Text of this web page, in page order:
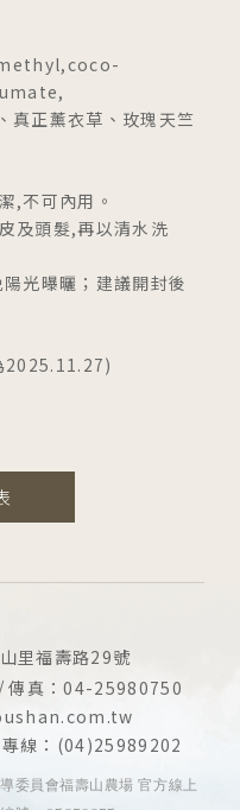
正薰衣草、玫瑰天竺
,不可內用。
及頭髮,再以清水洗
光曝曬；建議開封後
2025.11.27)
里福壽路29號
傳真：04-25980750
線：(04)25989202
員會福壽山農場 官方線上